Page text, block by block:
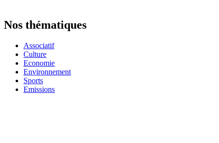
Nos thématiques
Associatif
Culture
Economie
Environnement
Sports
Emissions